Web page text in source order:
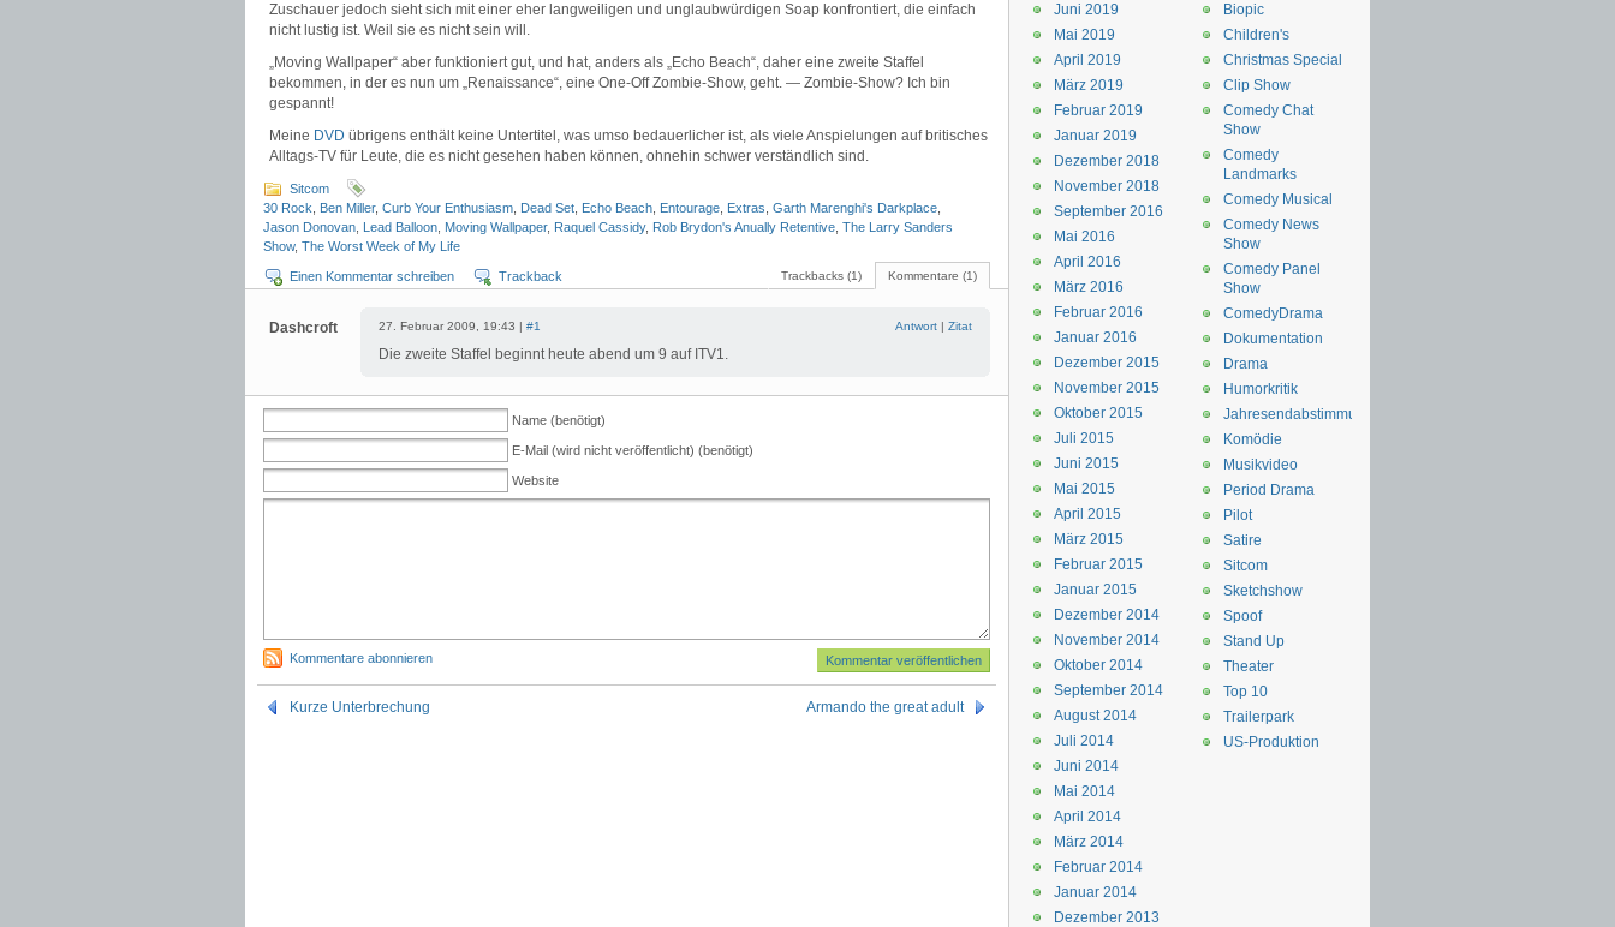
Zuschauer jedoch sieht sich mit einer eher langweiligen und unglaubwürdigen Soap konfrontiert, die einfach
nicht lustig ist. Weil sie es nicht sein will.
„Moving Wallpaper“ aber funktioniert gut, und hat, anders als „Echo Beach“, daher eine zweite Staffel
bekommen, in der es nun um „Renaissance“, eine One-Off Zombie-Show, geht. — Zombie-Show? Ich bin
gespannt!
Meine DVD übrigens enthält keine Untertitel, was umso bedauerlicher ist, als viele Anspielungen auf britisches
Alltags-TV für Leute, die es nicht gesehen haben können, ohnehin schwer verständlich sind.
Sitcom
30 Rock
Ben Miller, Curb Your Enthusiasm Dead Set Echo Beach Entourage Extras Garth Marenghi's Darkplace
Jason Donovan Lead Balloon Moving Wallpaper, Raquel Cassidy, Rob Brydon's Anually Retentive The Larry Sanders
Show, The Worst Week of My Life
Kommentare (1)
Trackbacks (1)
Einen Kommentar schreiben Trackback
Dashcroft 27. Februar 2009, 19:43 | #1 Antwort | Zitat
Die zweite Staffel beginnt heute abend um 9 auf ITV1.
Name (benötigt)
E-Mail (wird nicht veröffentlicht) (benötigt)
Website
Kommentare abonnieren
Kurze Unterbrechung Armando the great adult
Biopic
Children's
Christmas Special
Clip Show
Comedy Chat
Show
Comedy
Landmarks
Comedy Musical
Comedy News
Show
Comedy Panel
Show
ComedyDrama
Dokumentation
Drama
Humorkritik
Jahresendabstimmung
Komödie
Musikvideo
Period Drama
Pilot
Satire
Sitcom
Sketchshow
Spoof
Stand Up
Theater
Top 10
Trailerpark
US-Produktion
Juni 2019
Mai 2019
April 2019
März 2019
Februar 2019
Januar 2019
Dezember 2018
November 2018
September 2016
Mai 2016
April 2016
März 2016
Februar 2016
Januar 2016
Dezember 2015
November 2015
Oktober 2015
Juli 2015
Juni 2015
Mai 2015
April 2015
März 2015
Februar 2015
Januar 2015
Dezember 2014
November 2014
Oktober 2014
September 2014
August 2014
Juli 2014
Juni 2014
Mai 2014
April 2014
März 2014
Februar 2014
Januar 2014
Dezember 2013